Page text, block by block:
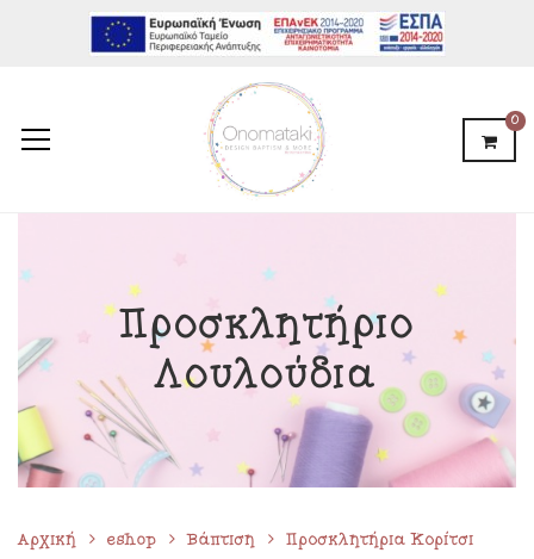
0
Προσκλητήριο
Λουλούδια
Αρχική eshop Βάπτιση
Προσκλητήρια Κορίτσι